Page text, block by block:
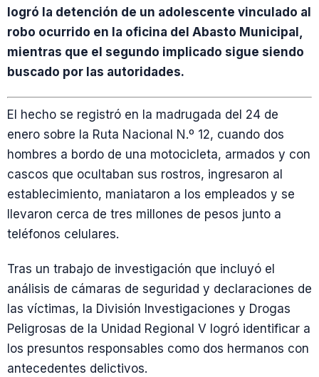
logró la detención de un adolescente vinculado al
robo ocurrido en la oficina del Abasto Municipal,
mientras que el segundo implicado sigue siendo
buscado por las autoridades.
El hecho se registró en la madrugada del 24 de
enero sobre la Ruta Nacional N.º 12, cuando dos
hombres a bordo de una motocicleta, armados y con
cascos que ocultaban sus rostros, ingresaron al
establecimiento, maniataron a los empleados y se
llevaron cerca de tres millones de pesos junto a
teléfonos celulares.
Tras un trabajo de investigación que incluyó el
análisis de cámaras de seguridad y declaraciones de
las víctimas, la División Investigaciones y Drogas
Peligrosas de la Unidad Regional V logró identificar a
los presuntos responsables como dos hermanos con
antecedentes delictivos.